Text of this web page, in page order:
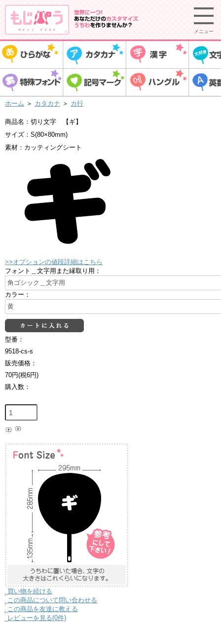
メニュー
ホーム ＞ カタカナ ＞ カ行
商品名：切り文字 【ギ】
サイズ：S(80×80mm)
素材：カッティングシート
>>オプションの値段詳細はこちら
フォント＿文字用また縁取り用：
カラー：
型番：
9518-cs-s
販売価格：
70円(税6円)
購入数：
買い物を続ける
この商品について問い合わせる
この商品を友達に教える
レビューを見る(0件)